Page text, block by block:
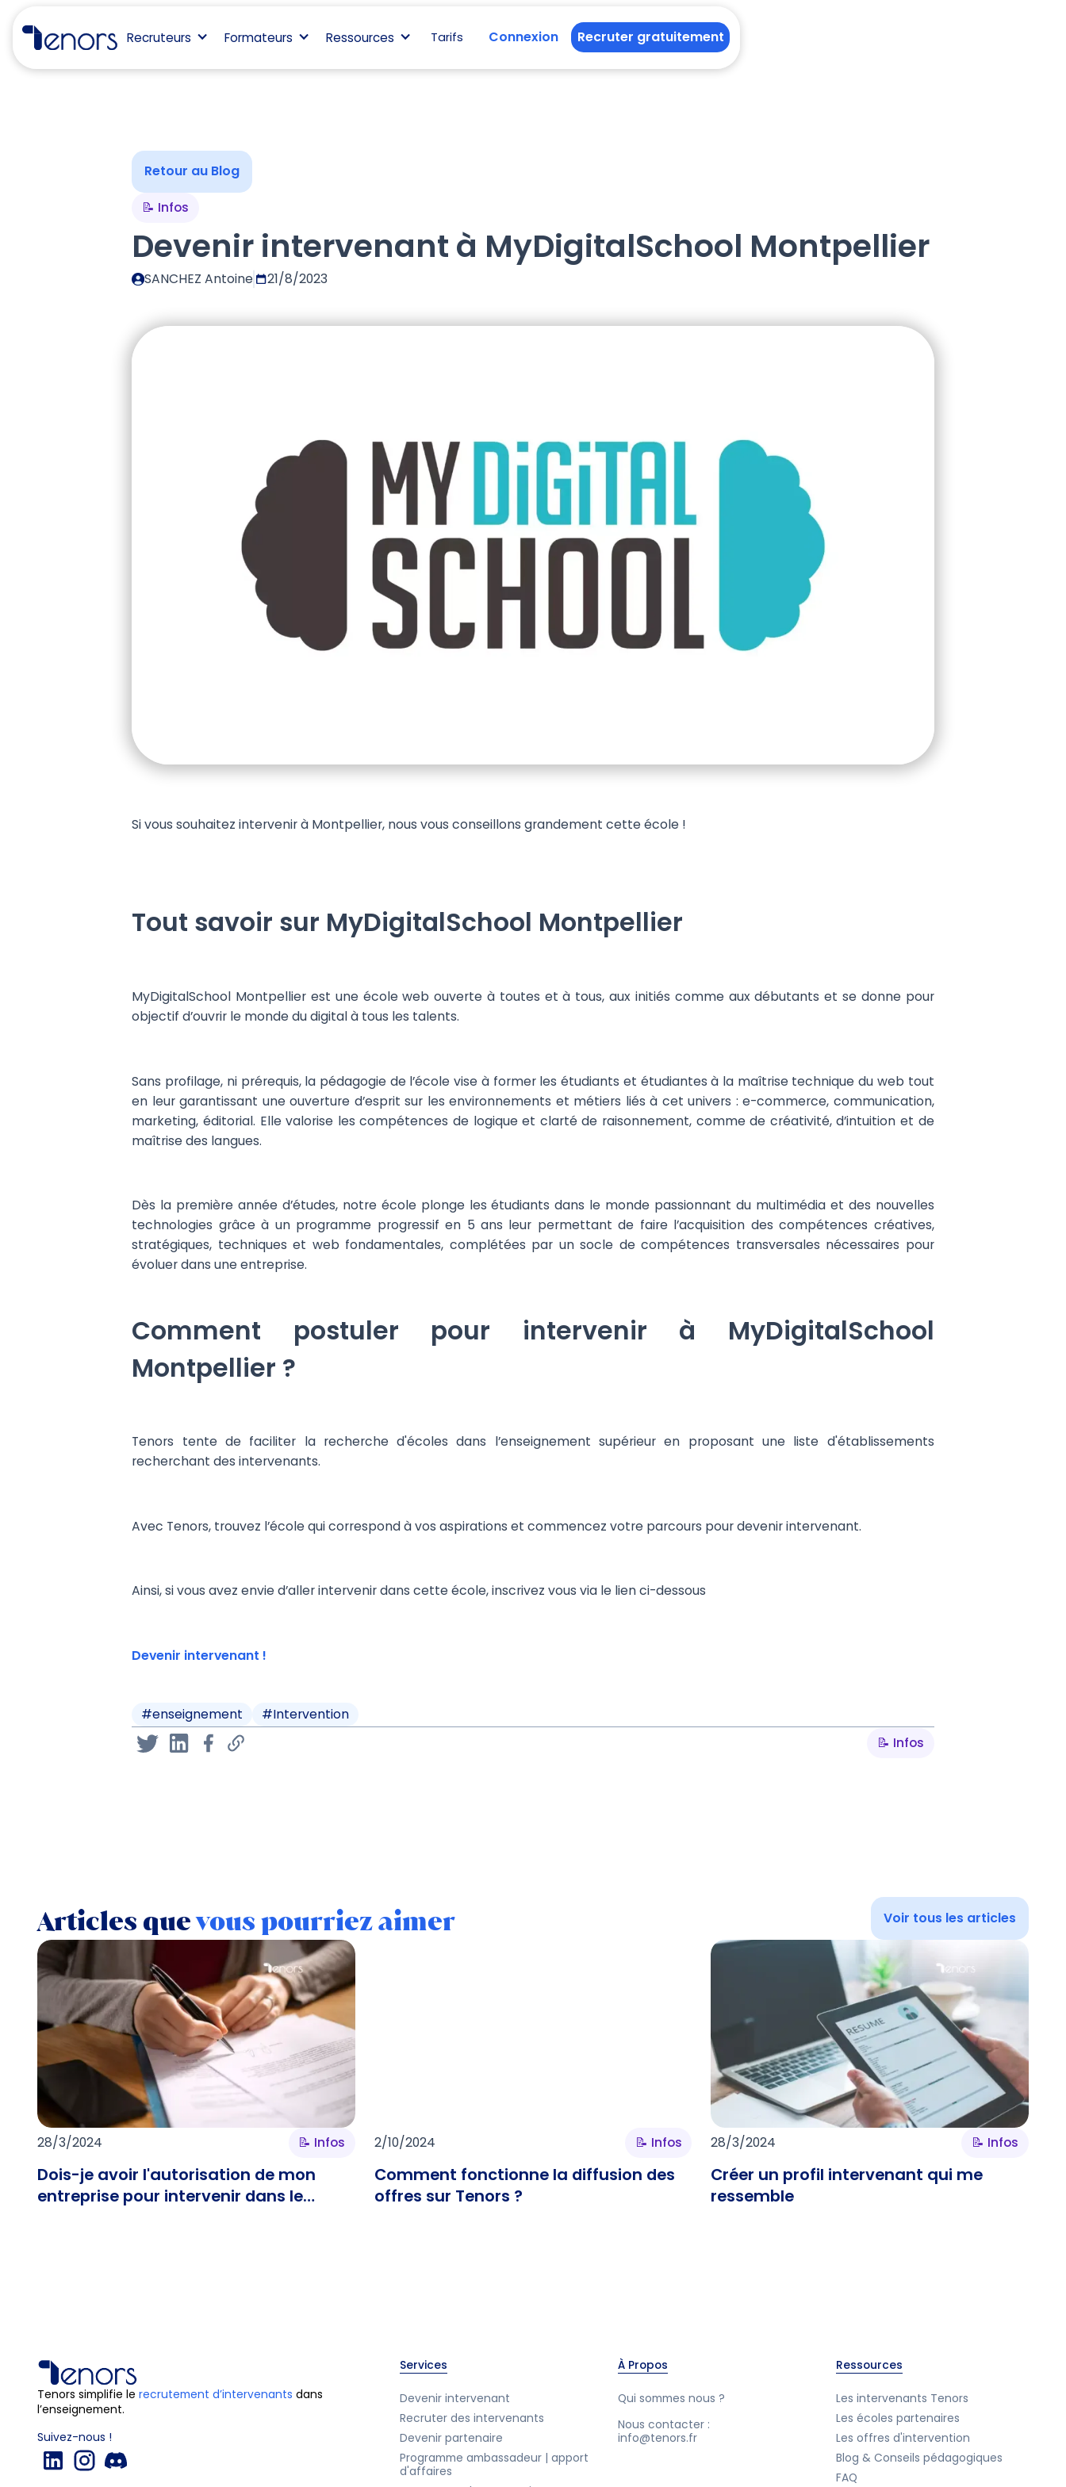
Recruteurs Formateurs Ressources Tarifs Connexion Recruter gratuitement
Retour au Blog
📝 Infos
Devenir intervenant à MyDigitalSchool Montpellier
SANCHEZ Antoine 21/8/2023
Si vous souhaitez intervenir à Montpellier, nous vous conseillons grandement cette école !
Tout savoir sur MyDigitalSchool Montpellier
MyDigitalSchool Montpellier est une école web ouverte à toutes et à tous, aux initiés comme aux débutants et se donne pour
objectif d’ouvrir le monde du digital à tous les talents.
Sans profilage, ni prérequis, la pédagogie de l’école vise à former les étudiants et étudiantes à la maîtrise technique du web tout
en leur garantissant une ouverture d’esprit sur les environnements et métiers liés à cet univers : e-commerce, communication,
marketing, éditorial. Elle valorise les compétences de logique et clarté de raisonnement, comme de créativité, d’intuition et de
maîtrise des langues.
Dès la première année d’études, notre école plonge les étudiants dans le monde passionnant du multimédia et des nouvelles
technologies grâce à un programme progressif en 5 ans leur permettant de faire l’acquisition des compétences créatives,
stratégiques, techniques et web fondamentales, complétées par un socle de compétences transversales nécessaires pour
évoluer dans une entreprise.
Comment postuler pour intervenir à MyDigitalSchool
Montpellier ?
Tenors tente de faciliter la recherche d'écoles dans l’enseignement supérieur en proposant une liste d'établissements
recherchant des intervenants.
Avec Tenors, trouvez l’école qui correspond à vos aspirations et commencez votre parcours pour devenir intervenant.
Ainsi, si vous avez envie d’aller intervenir dans cette école, inscrivez vous via le lien ci-dessous
Devenir intervenant !
#enseignement #Intervention
📝 Infos
Articles quevous pourriez aimer Voir tous les articles
28/3/2024 📝 Infos
Dois-je avoir l'autorisation de mon
entreprise pour intervenir dans le
2/10/2024 📝 Infos
Comment fonctionne la diffusion des
offres sur Tenors ?
28/3/2024 📝 Infos
Créer un profil intervenant qui me
ressemble
Tenors simplifie lerecrutement d’intervenants dans
l’enseignement.
Suivez-nous !
Services
Devenir intervenant
Recruter des intervenants
Devenir partenaire
Programme ambassadeur | apport
d'affaires
À Propos
Qui sommes nous ?
Nous contacter :
info@tenors.fr
Ressources
Les intervenants Tenors
Les écoles partenaires
Les offres d'intervention
Blog & Conseils pédagogiques
FAQ